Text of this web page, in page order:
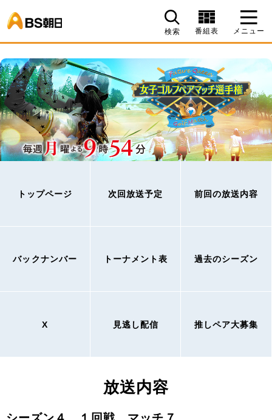
検索 番組表 メニュー
トップページ 次回放送予定 前回の放送内容
バックナンバー トーナメント表 過去のシーズン
X 見逃し配信 推しペア大募集
放送内容